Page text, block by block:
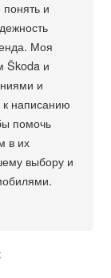
и
Моя
Škoda и
и
написанию
помочь
в их
выбору и